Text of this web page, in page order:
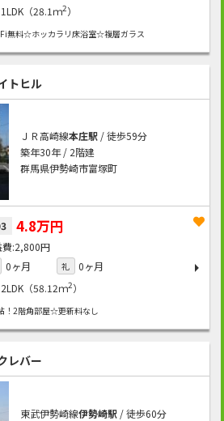
1LDK（28.1ｍ2）
無料☆ホッカラリ床浴室☆複層ガラス
トヒル
ＪＲ高崎線本庄駅/ 徒歩59分
築年30年 / 2階建
群馬県伊勢崎市富塚町
4.8万円
2,800円
0ヶ月 礼
0ヶ月
2LDK（58.12ｍ2）
！2階角部屋☆更新料なし
レバー
東武伊勢崎線伊勢崎駅/ 徒歩60分